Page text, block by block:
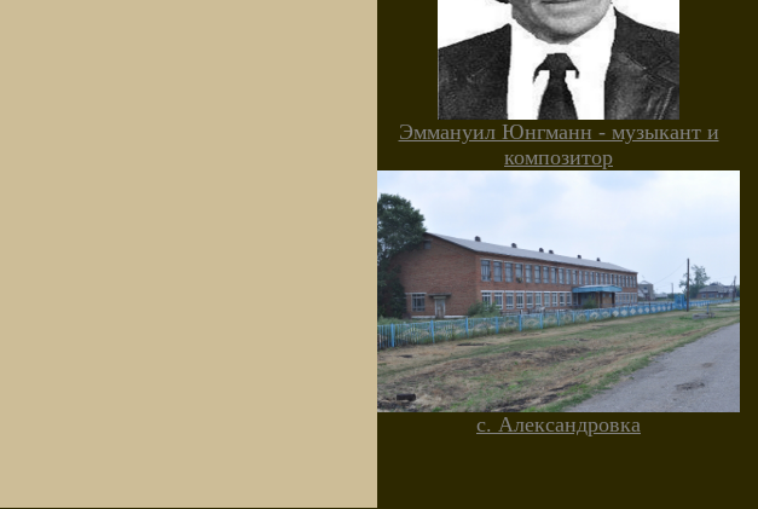
Эммануил Юнгманн - музыкант и
композитор
с. Александровка